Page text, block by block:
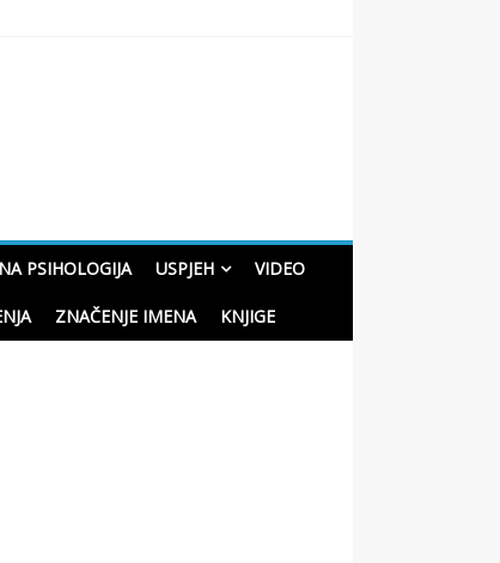
PSIHOLOGIJA USPJEH VIDEO
ZNAČENJE IMENA KNJIGE